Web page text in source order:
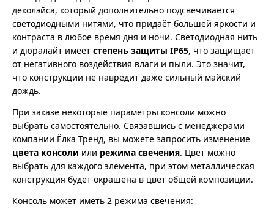
деколэйса, который дополнительно подсвечивается
светодиодными нитями, что придаёт большей яркости и
контраста в любое время дня и ночи. Светодиодная нить
и дюралайт имеет степень защиты IP65, что защищает
от негативного воздействия влаги и пыли. Это значит,
что конструкции не навредит даже сильный майский
дождь.
При заказе некоторые параметры консоли можно
выбрать самостоятельно. Связавшись с менеджерами
компании Ёлка Тренд, вы можете запросить изменение
цвета консоли или режима свечения. Цвет можно
выбрать для каждого элемента, при этом металлическая
конструкция будет окрашена в цвет общей композиции.
Консоль может иметь 2 режима свечения: